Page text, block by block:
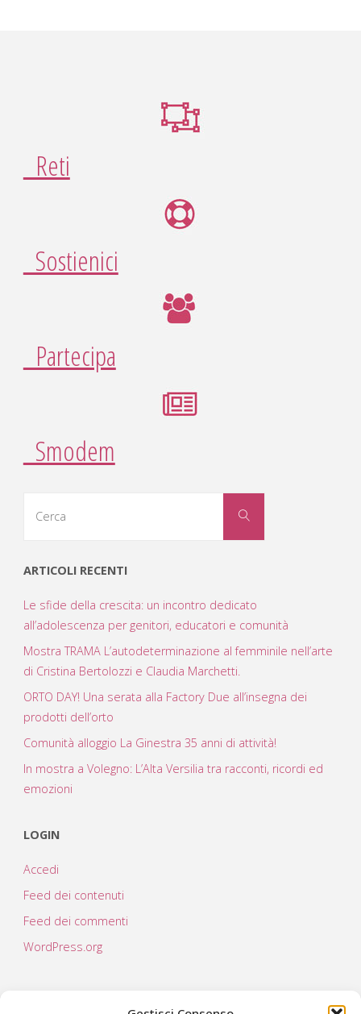
Reti
Sostienici
Partecipa
Smodem
Cerca
ARTICOLI RECENTI
Le sfide della crescita: un incontro dedicato
all’adolescenza per genitori, educatori e comunità
Mostra TRAMA L’autodeterminazione al femminile nell’arte
di Cristina Bertolozzi e Claudia Marchetti.
ORTO DAY! Una serata alla Factory Due all’insegna dei
prodotti dell’orto
Comunità alloggio La Ginestra 35 anni di attività!
In mostra a Volegno: L’Alta Versilia tra racconti, ricordi ed
emozioni
LOGIN
Accedi
Feed dei contenuti
Feed dei commenti
WordPress.org